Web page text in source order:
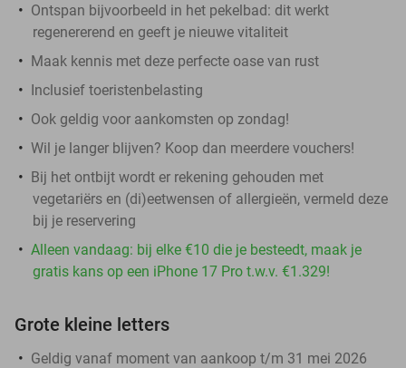
Ontspan bijvoorbeeld in het pekelbad: dit werkt
regenererend en geeft je nieuwe vitaliteit
Maak kennis met deze perfecte oase van rust
Inclusief toeristenbelasting
Ook geldig voor aankomsten op zondag!
Wil je langer blijven? Koop dan meerdere vouchers!
Bij het ontbijt wordt er rekening gehouden met
vegetariërs en (di)eetwensen of allergieën, vermeld deze
bij je reservering
Alleen vandaag: bij elke €10 die je besteedt, maak je
gratis kans op een iPhone 17 Pro t.w.v. €1.329!
Grote kleine letters
Geldig vanaf moment van aankoop t/m 31 mei 2026